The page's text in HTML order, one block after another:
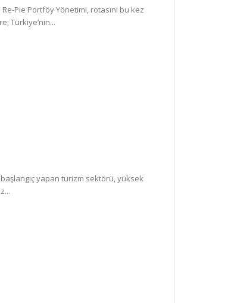
Pie Portföy Yönetimi, rotasını bu kez
Türkiye’nin...
yapan turizm sektörü, yüksek